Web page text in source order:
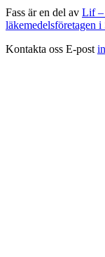
Fass är en del av Lif –
läkemedelsföretagen i
Kontakta oss E-post